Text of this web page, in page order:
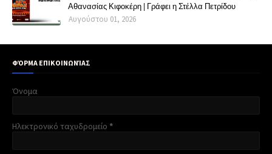
Αθανασίας Κιφοκέρη | Γράφει η Στέλλα Πετρίδου
Αυγούστου 01, 2026
ΦΌΡΜΑ ΕΠΙΚΟΙΝΩΝΊΑΣ
Όνομα
Ηλεκτρονικό ταχυδρομείο *